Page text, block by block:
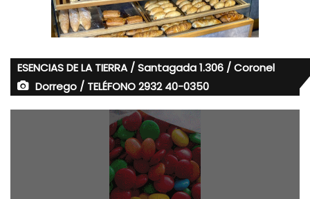
ESENCIAS DE LA TIERRA / Santagada 1.306 / Coronel
Dorrego / TELÉFONO 2932 40-0350